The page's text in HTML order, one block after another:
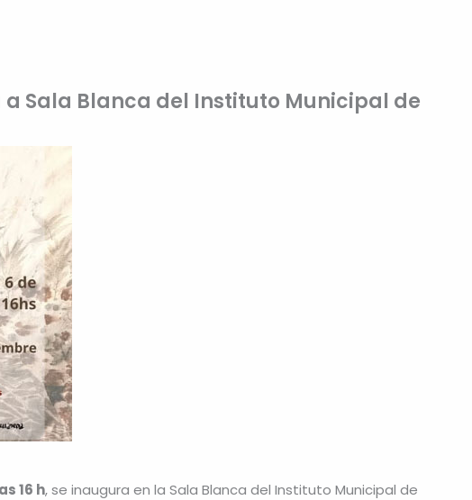
Sala Blanca del Instituto Municipal de
16 h, se inaugura en la Sala Blanca del Instituto Municipal de